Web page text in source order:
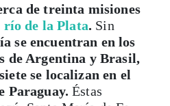
de treinta misiones
río de la Plata. Sin
se encuentran en los
de Argentina y Brasil,
se localizan en el
Paraguay. Éstas